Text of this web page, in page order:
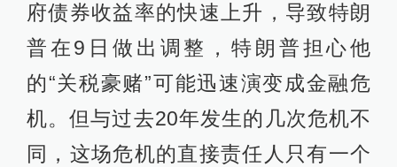
府债券收益率的快速上升，导致特朗
普在9日做出调整，特朗普担心他
的“关税豪赌”可能迅速演变成金融危
机。但与过去20年发生的几次危机不
同，这场危机的直接责任人只有一个